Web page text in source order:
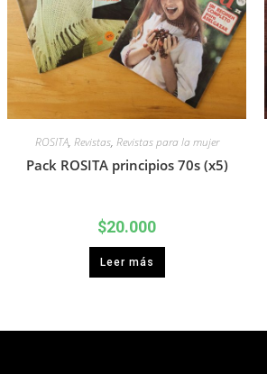
ROSITA, Revistas, Revistas para la mujer
Pack ROSITA principios 70s (x5)
$20.000
Leer más